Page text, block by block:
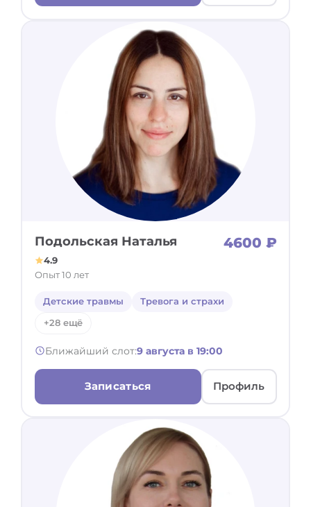
Подольская Наталья 4600 ₽
4.9
Опыт 10 лет
Детские травмы Тревога и страхи
+28 ещё
Ближайший слот:9 августа в 19:00
Записаться Профиль